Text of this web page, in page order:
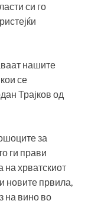
си го
нашите
се
Трајков од
за
ги прави
на хрватскиот
новите првила,
на вино во